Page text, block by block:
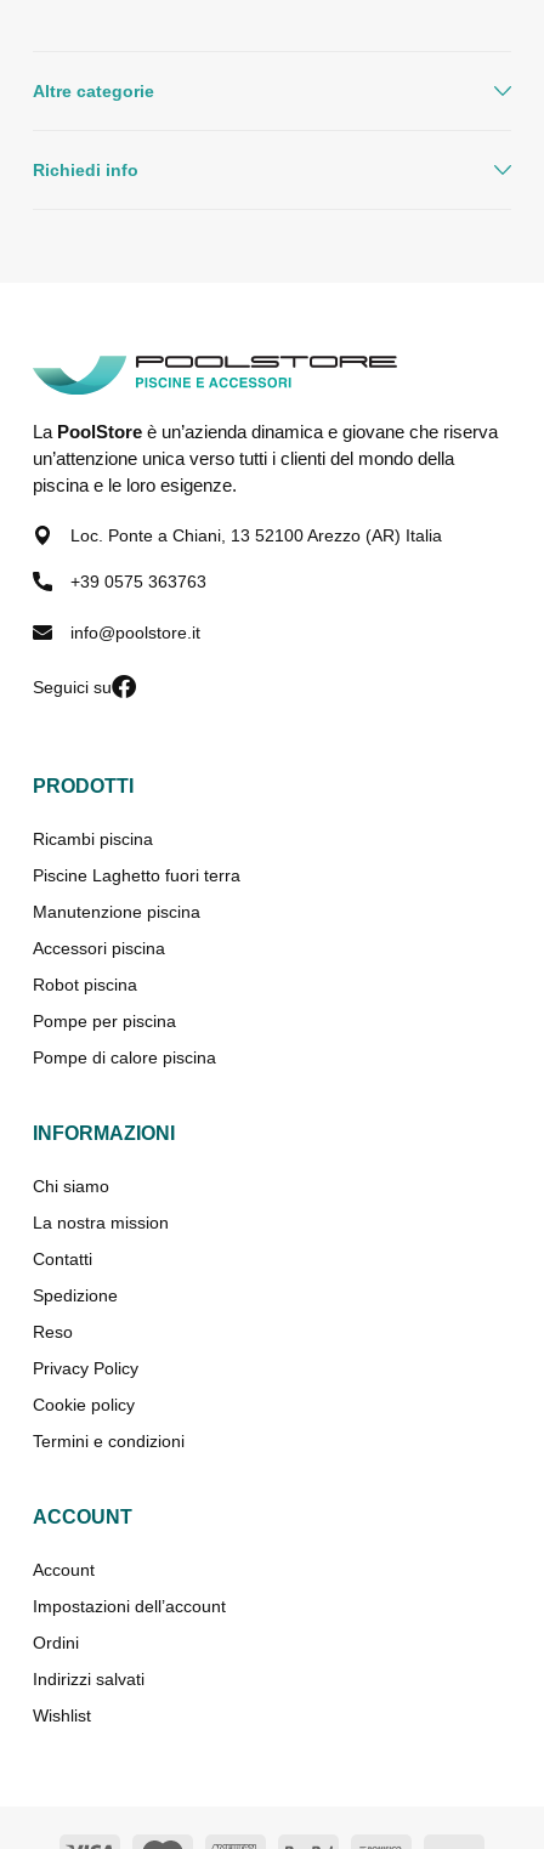
Altre categorie
Richiedi info
La PoolStoreè un’azienda dinamica e giovane che riserva
un’attenzione unica verso tutti i clienti del mondo della
piscina e le loro esigenze.
Loc. Ponte a Chiani, 13 52100 Arezzo (AR) Italia
+39 0575 363763
info@poolstore.it
Seguici su
PRODOTTI
Ricambi piscina
Piscine Laghetto fuori terra
Manutenzione piscina
Accessori piscina
Robot piscina
Pompe per piscina
Pompe di calore piscina
INFORMAZIONI
Chi siamo
La nostra mission
Contatti
Spedizione
Reso
Privacy Policy
Cookie policy
Termini e condizioni
ACCOUNT
Account
Impostazioni dell’account
Ordini
Indirizzi salvati
Wishlist